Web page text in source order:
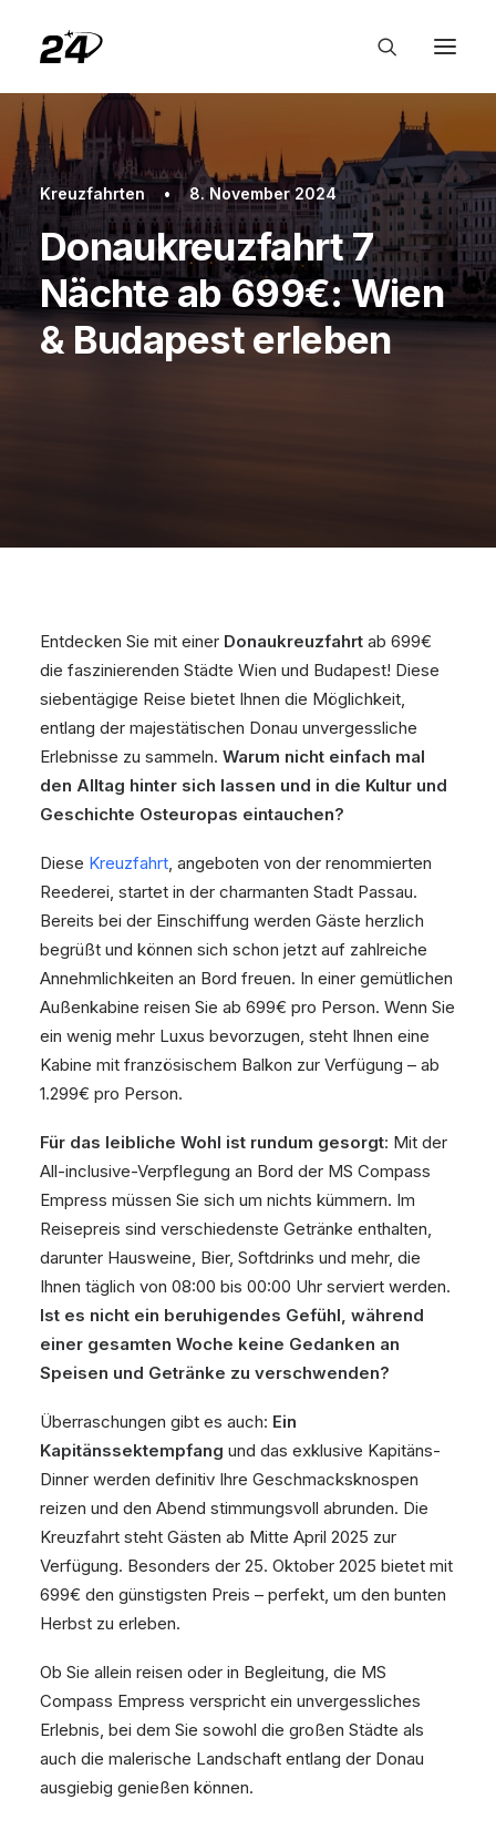
Kreuzfahrten • 8. November 2024
Donaukreuzfahrt 7
Nächte ab 699€: Wien
& Budapest erleben
Entdecken Sie mit einer Donaukreuzfahrt ab 699€
die faszinierenden Städte Wien und Budapest! Diese
siebentägige Reise bietet Ihnen die Möglichkeit,
entlang der majestätischen Donau unvergessliche
Erlebnisse zu sammeln. Warum nicht einfach mal
den Alltag hinter sich lassen und in die Kultur und
Geschichte Osteuropas eintauchen?
Diese Kreuzfahrt, angeboten von der renommierten
Reederei, startet in der charmanten Stadt Passau.
Bereits bei der Einschiffung werden Gäste herzlich
begrüßt und können sich schon jetzt auf zahlreiche
Annehmlichkeiten an Bord freuen. In einer gemütlichen
Außenkabine reisen Sie ab 699€ pro Person. Wenn Sie
ein wenig mehr Luxus bevorzugen, steht Ihnen eine
Kabine mit französischem Balkon zur Verfügung – ab
1.299€ pro Person.
Für das leibliche Wohl ist rundum gesorgt: Mit der
All-inclusive-Verpflegung an Bord der MS Compass
Empress müssen Sie sich um nichts kümmern. Im
Reisepreis sind verschiedenste Getränke enthalten,
darunter Hausweine, Bier, Softdrinks und mehr, die
Ihnen täglich von 08:00 bis 00:00 Uhr serviert werden.
Ist es nicht ein beruhigendes Gefühl, während
einer gesamten Woche keine Gedanken an
Speisen und Getränke zu verschwenden?
Überraschungen gibt es auch: Ein
Kapitänssektempfang und das exklusive Kapitäns-
Dinner werden definitiv Ihre Geschmacksknospen
reizen und den Abend stimmungsvoll abrunden. Die
Kreuzfahrt steht Gästen ab Mitte April 2025 zur
Verfügung. Besonders der 25. Oktober 2025 bietet mit
699€ den günstigsten Preis – perfekt, um den bunten
Herbst zu erleben.
Ob Sie allein reisen oder in Begleitung, die MS
Compass Empress verspricht ein unvergessliches
Erlebnis, bei dem Sie sowohl die großen Städte als
auch die malerische Landschaft entlang der Donau
ausgiebig genießen können.